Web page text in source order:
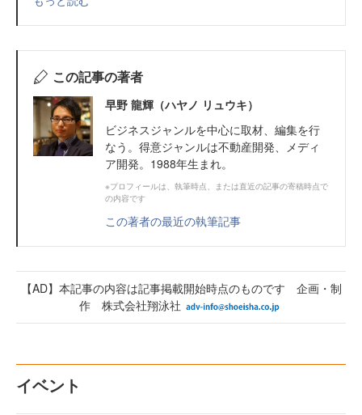
この記事の著者
早野 龍輝（ハヤノ リュウキ）
ビジネスジャンルを中心に取材、編集を行
なう。得意ジャンルは不動産開発、メディ
ア開発。1988年生まれ。
※プロフィールは、執筆時点、または直近の記事の寄稿時点で
の内容です
この著者の最近の執筆記事
【AD】本記事の内容は記事掲載開始時点のものです 企画・制
作 株式会社翔泳社
イベント